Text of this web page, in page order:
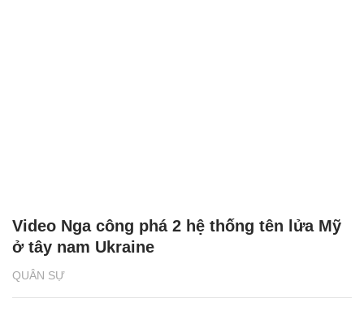
QUÂN SỰ
Video Nga công phá 2 hệ thống tên lửa Mỹ
ở tây nam Ukraine